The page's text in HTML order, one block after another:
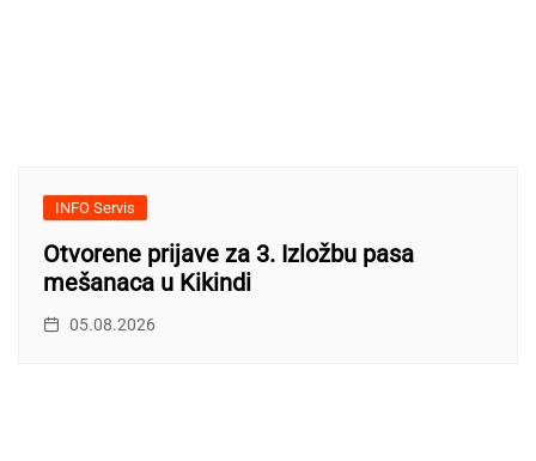
INFO Servis
Otvorene prijave za 3. Izložbu pasa
mešanaca u Kikindi
05.08.2026